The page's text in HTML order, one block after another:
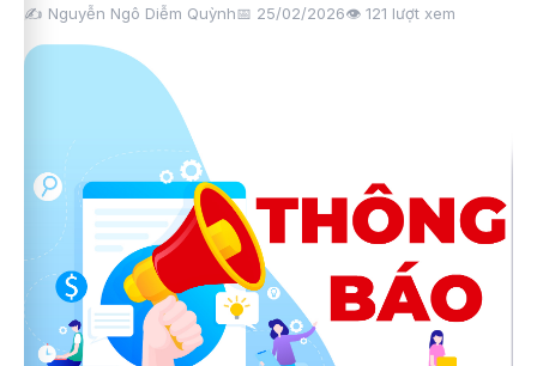
✍️ Nguyễn Ngô Diễm Quỳnh📅 25/02/2026👁️ 121 lượt xem